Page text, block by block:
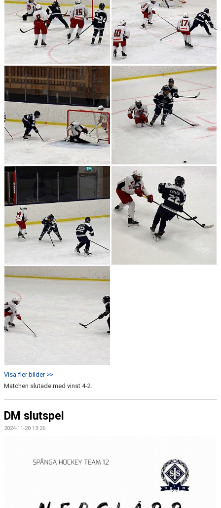
Visa fler bilder >>
Matchen slutade med vinst 4-2.
DM slutspel
2024-11-20 13:26